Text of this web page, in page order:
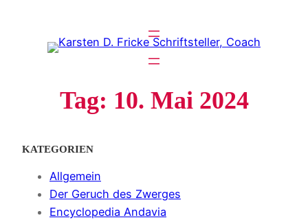
springen
Tag: 10. Mai 2024
KATEGORIEN
Allgemein
Der Geruch des Zwerges
Encyclopedia Andavia